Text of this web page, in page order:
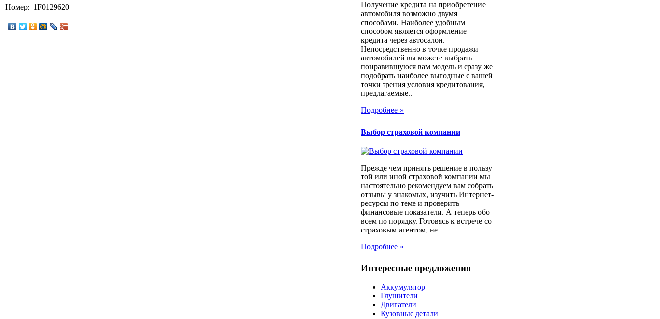
Номер: 1F0129620
Получение кредита на приобретение
автомобиля возможно двумя
способами. Наиболее удобным
способом является оформление
кредита через автосалон.
Непосредственно в точке продажи
автомобилей вы можете выбрать
понравившуюся вам модель и сразу же
подобрать наиболее выгодные с вашей
точки зрения условия кредитования,
предлагаемые...
Подробнее »
Выбор страховой компании
Прежде чем принять решение в пользу
той или иной страховой компании мы
настоятельно рекомендуем вам собрать
отзывы у знакомых, изучить Интернет-
ресурсы по теме и проверить
финансовые показатели. А теперь обо
всем по порядку. Готовясь к встрече со
страховым агентом, не...
Подробнее »
Интересные предложения
Аккумулятор
Глушители
Двигатели
Кузовные детали